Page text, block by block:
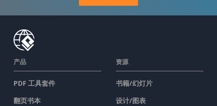
产品
PDF 工具套件
翻页书本
资源
书籍/幻灯片
设计/图表